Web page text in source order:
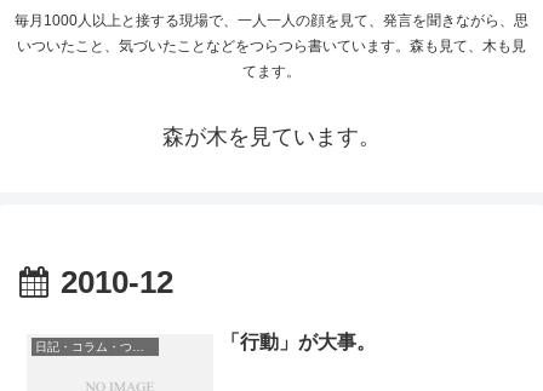
毎月1000人以上と接する現場で、一人一人の顔を見て、発言を聞きながら、思
いついたこと、気づいたことなどをつらつら書いています。森も見て、木も見
てます。
森が木を見ています。
2010-12
「行動」が大事。